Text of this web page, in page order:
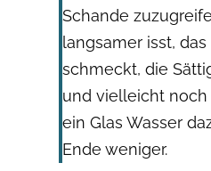
Schande
langsamer isst,
schmeckt, die
und vielleicht noch
ein Glas Wasser
Ende weniger.